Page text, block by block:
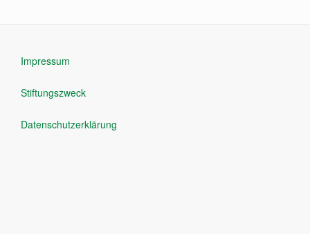
Impressum
Stiftungszweck
Datenschutzerklärung